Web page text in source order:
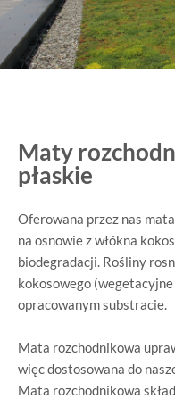
Maty
płaskie
Oferowana przez nas
na osnowie z włókna
biodegradacji. Rośliny
kokosowego
opracowanym substracie.
Mata rozchodnikowa
więc dostosowana do
Mata rozchodnikowa